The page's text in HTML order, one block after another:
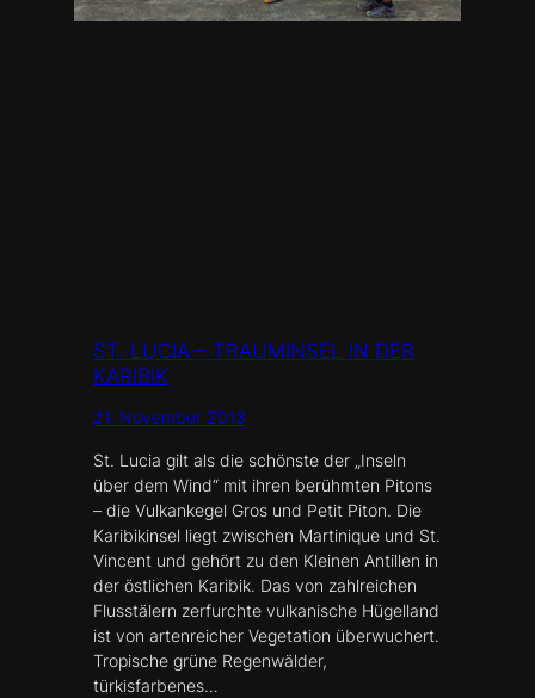
ST. LUCIA – TRAUMINSEL IN DER
KARIBIK
21. November 2013
St. Lucia gilt als die schönste der „Inseln
über dem Wind“ mit ihren berühmten Pitons
– die Vulkankegel Gros und Petit Piton. Die
Karibikinsel liegt zwischen Martinique und St.
Vincent und gehört zu den Kleinen Antillen in
der östlichen Karibik. Das von zahlreichen
Flusstälern zerfurchte vulkanische Hügelland
ist von artenreicher Vegetation überwuchert.
Tropische grüne Regenwälder,
türkisfarbenes…